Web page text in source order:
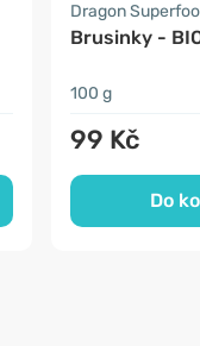
Dragon
Brusinky -
100 g
99 Kč
Do